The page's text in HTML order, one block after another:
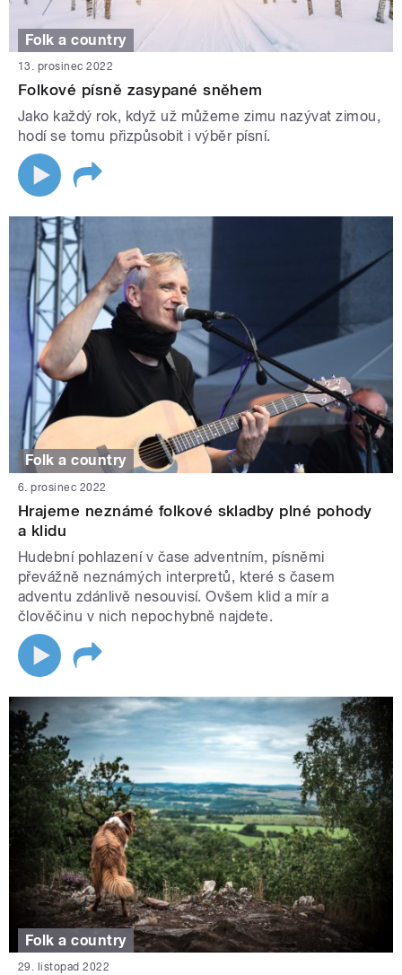
Folk a country
13. prosinec 2022
Folkové písně zasypané sněhem
Jako každý rok, když už můžeme zimu nazývat zimou,
hodí se tomu přizpůsobit i výběr písní.
Folk a country
6. prosinec 2022
Hrajeme neznámé folkové skladby plné pohody
a klidu
Hudební pohlazení v čase adventním, písněmi
převážně neznámých interpretů, které s časem
adventu zdánlivě nesouvisí. Ovšem klid a mír a
člověčinu v nich nepochybně najdete.
Folk a country
29. listopad 2022